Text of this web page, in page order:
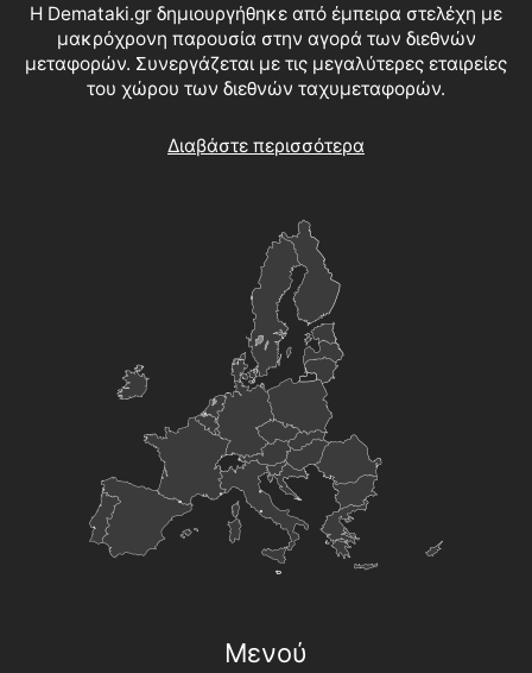
Η Demataki.gr δημιουργήθηκε από έμπειρα στελέχη με
μακρόχρονη παρουσία στην αγορά των διεθνών
μεταφορών. Συνεργάζεται με τις μεγαλύτερες εταιρείες
του χώρου των διεθνών ταχυμεταφορών.
Διαβάστε περισσότερα
Μενού